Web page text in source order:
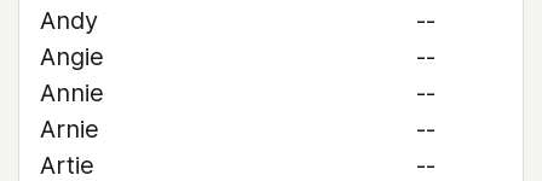
Andy
--
Angie
--
Annie
--
Arnie
--
Artie
--